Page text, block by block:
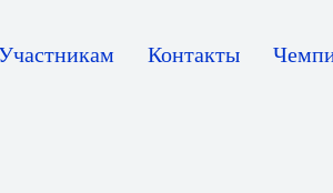
Контакты